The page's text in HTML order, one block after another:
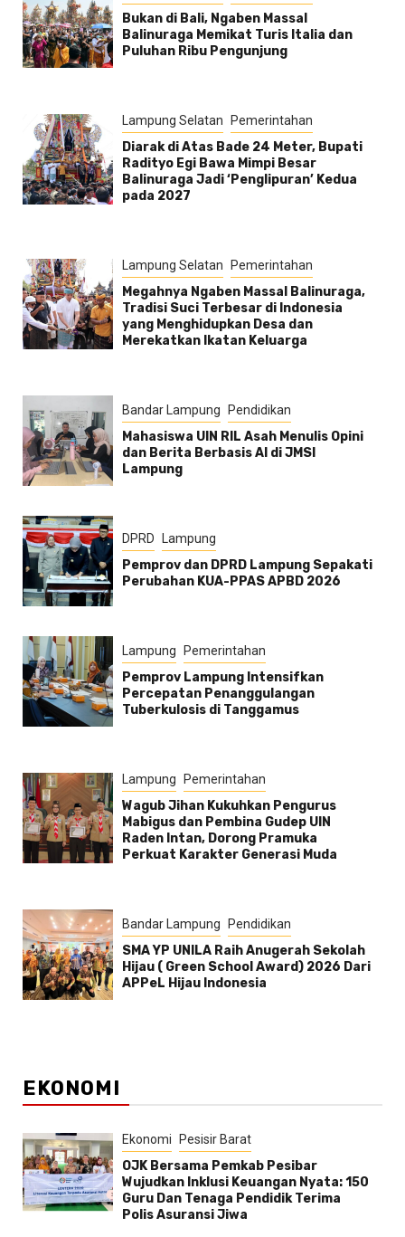
Bukan di Bali, Ngaben Massal
Balinuraga Memikat Turis Italia dan
Puluhan Ribu Pengunjung
Lampung Selatan Pemerintahan
Diarak di Atas Bade 24 Meter, Bupati
Radityo Egi Bawa Mimpi Besar
Balinuraga Jadi ‘Penglipuran’ Kedua
pada 2027
Lampung Selatan Pemerintahan
Megahnya Ngaben Massal Balinuraga,
Tradisi Suci Terbesar di Indonesia
yang Menghidupkan Desa dan
Merekatkan Ikatan Keluarga
Bandar Lampung Pendidikan
Mahasiswa UIN RIL Asah Menulis Opini
dan Berita Berbasis AI di JMSI
Lampung
DPRD Lampung
Pemprov dan DPRD Lampung Sepakati
Perubahan KUA-PPAS APBD 2026
Lampung Pemerintahan
Pemprov Lampung Intensifkan
Percepatan Penanggulangan
Tuberkulosis di Tanggamus
Lampung Pemerintahan
Wagub Jihan Kukuhkan Pengurus
Mabigus dan Pembina Gudep UIN
Raden Intan, Dorong Pramuka
Perkuat Karakter Generasi Muda
Bandar Lampung Pendidikan
SMA YP UNILA Raih Anugerah Sekolah
Hijau ( Green School Award) 2026 Dari
APPeL Hijau Indonesia
EKONOMI
Ekonomi Pesisir Barat
OJK Bersama Pemkab Pesibar
Wujudkan Inklusi Keuangan Nyata: 150
Guru Dan Tenaga Pendidik Terima
Polis Asuransi Jiwa